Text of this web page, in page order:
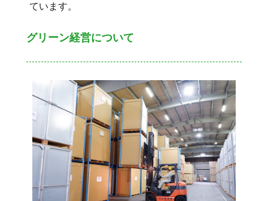
ています。
グリーン経営について